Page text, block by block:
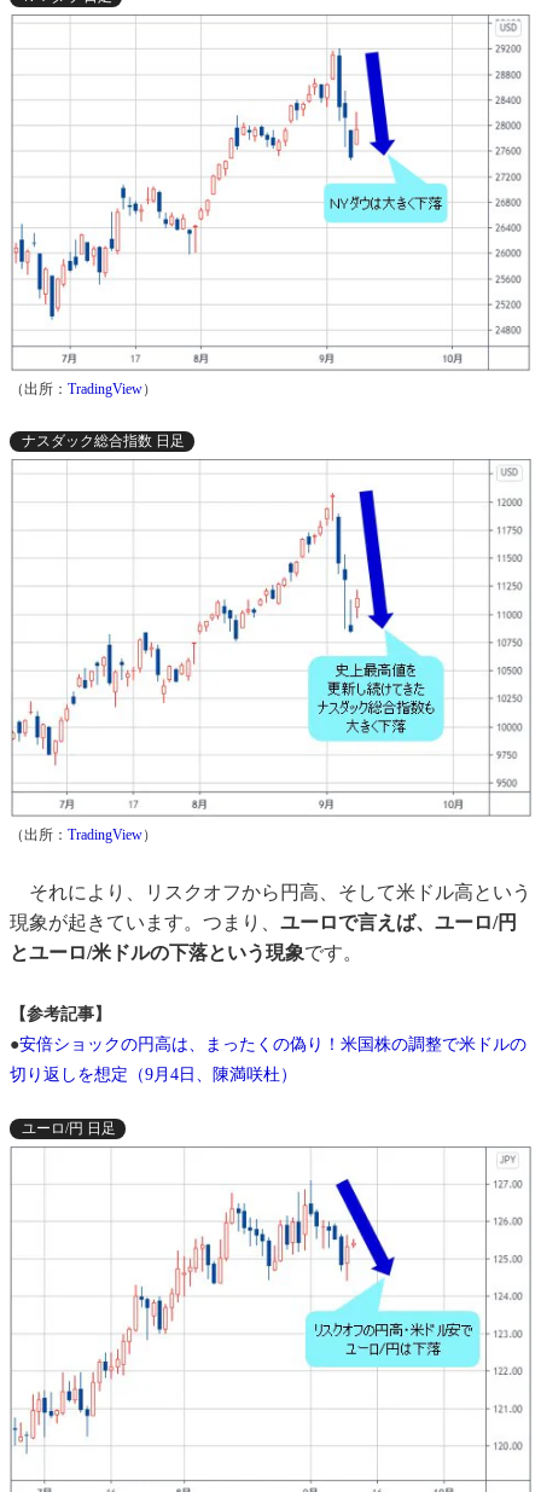
（出所： TradingView）
ナスダック総合指数 日足
（出所： TradingView）
それにより、リスクオフから円高、そして米ドル高という
現象が起きています。つまり、 ユーロで言えば、ユーロ/円
とユーロ/米ドルの下落という現象です。
【参考記事】
●安倍ショックの円高は、まったくの偽り！米国株の調整で米ドルの
切り返しを想定（9月4日、陳満咲杜）
ユーロ/円 日足